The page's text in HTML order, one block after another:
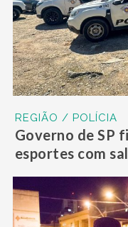
REGIÃO / POLÍCIA
Governo de SP
esportes com